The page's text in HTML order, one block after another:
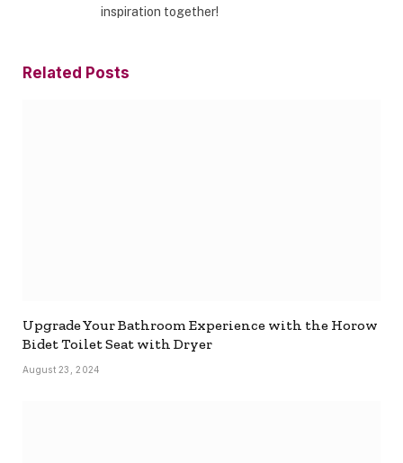
inspiration together!
Related Posts
Upgrade Your Bathroom Experience with the Horow
Bidet Toilet Seat with Dryer
August 23, 2024